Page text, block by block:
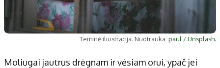
Teminė iliustracija. Nuotrauka: paul /Unsplash.
Moliūgai jautrūs drėgnam ir vėsiam orui, ypač jei